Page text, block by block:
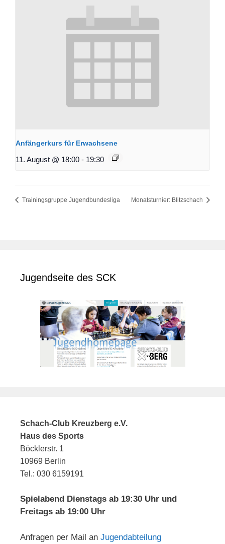
Anfängerkurs für Erwachsene
11. August @ 18:00 - 19:30
Trainingsgruppe Jugendbundesliga Monatsturnier: Blitzschach
Jugendseite des SCK
Schach-Club Kreuzberg e.V.
Haus des Sports
Böcklerstr. 1
10969 Berlin
Tel.: 030 6159191
Spielabend Dienstags ab 19:30 Uhr und
Freitags ab 19:00 Uhr
Anfragen per Mail an Jugendabteilung